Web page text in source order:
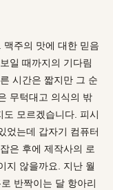
맥주의 맛에 대한 믿음
일 때까지의 기다림
시간은 짧지만 그 순
무턱대고 의식의 밖
모르겠습니다. 피시
었는데 갑자기 컴퓨터
은 후에 제작사의 로
지 않을까요. 지난 월
반짝이는 달 항아리